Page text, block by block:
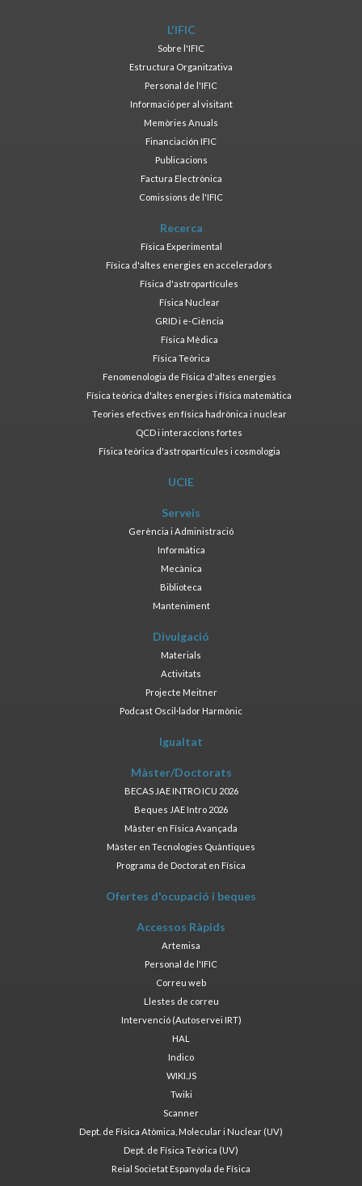
L'IFIC
Sobre l'IFIC
Estructura Organitzativa
Personal de l'IFIC
Informació per al visitant
Memòries Anuals
Financiación IFIC
Publicacions
Factura Electrònica
Comissions de l'IFIC
Recerca
Física Experimental
Física d'altes energies en acceleradors
Física d'astropartícules
Física Nuclear
GRID i e-Ciència
Física Mèdica
Física Teòrica
Fenomenologia de Física d'altes energies
Física teòrica d'altes energies i física matemàtica
Teories efectives en física hadrònica i nuclear
QCD i interaccions fortes
Física teòrica d'astropartícules i cosmologia
UCIE
Serveis
Gerència i Administració
Informàtica
Mecànica
Biblioteca
Manteniment
Divulgació
Materials
Activitats
Projecte Meitner
Podcast Oscil·lador Harmònic
Igualtat
Màster/Doctorats
BECAS JAE INTRO ICU 2026
Beques JAE Intro 2026
Màster en Física Avançada
Màster en Tecnologies Quàntiques
Programa de Doctorat en Física
Ofertes d'ocupació i beques
Accessos Ràpids
Artemisa
Personal de l'IFIC
Correu web
Llestes de correu
Intervenció (Autoservei IRT)
HAL
Indico
WIKI.JS
Twiki
Scanner
Dept. de Física Atòmica, Molecular i Nuclear (UV)
Dept. de Física Teòrica (UV)
Reial Societat Espanyola de Física